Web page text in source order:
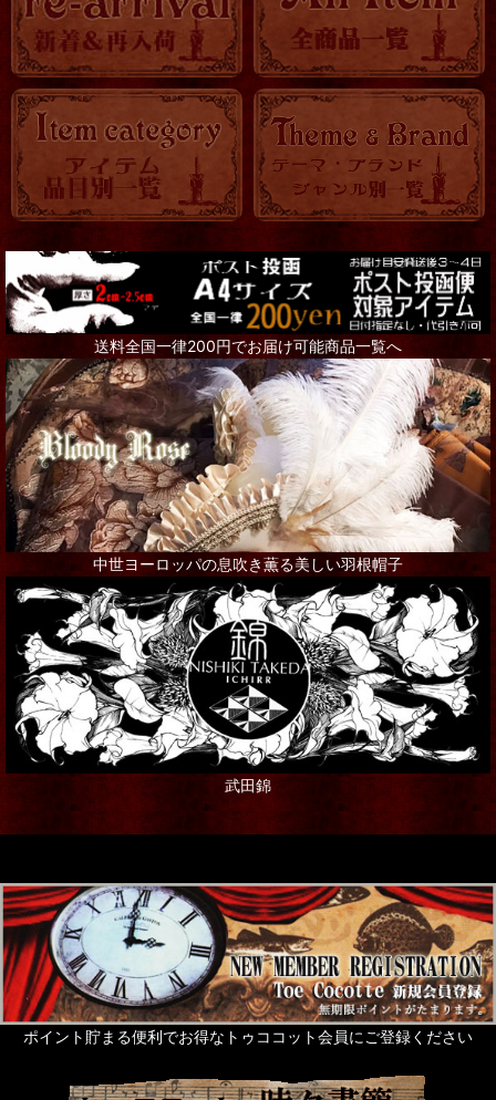
送料全国一律200円でお届け可能商品一覧へ
中世ヨーロッパの息吹き薫る美しい羽根帽子
武田錦
ポイント貯まる便利でお得なトゥココット会員にご登録ください